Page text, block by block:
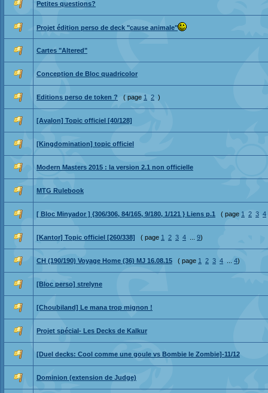
Petites questions?
Projet édition perso de deck "cause animale"
Cartes "Altered"
Conception de Bloc quadricolor
Editions perso de token ? ( page 1 2 )
[Avalon] Topic officiel [40/128]
[Kingdomination] topic officiel
Modern Masters 2015 : la version 2.1 non officielle
MTG Rulebook
[ Bloc Minyador ] {306/306, 84/165, 9/180, 1/121 } Liens p.1 ( page 1 2 3 4
[Kantor] Topic officiel [260/338] ( page 1 2 3 4 9)
CH (190/190) Voyage Home (36) MJ 16.08.15 ( page 1 2 3 4 4)
[Bloc perso] strelyne
[Choubiland] Le mana trop mignon !
Projet spécial- Les Decks de Kalkur
[Duel decks: Cool comme une goule vs Bombie le Zombie]-11/12
Dominion (extension de Judge)